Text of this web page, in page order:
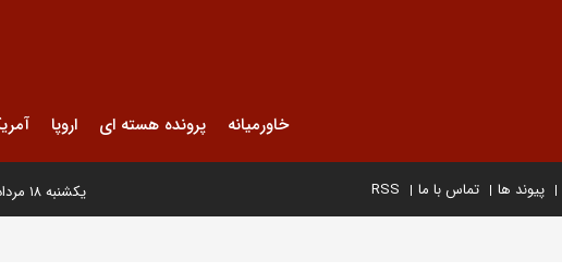
خاورمیانه پرونده هسته ای اروپا
پیوند ها تماس با ما RSS یکشنبه ۱۸ مرداد ۱۴۰۵